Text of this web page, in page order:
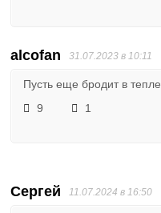
alcofan 31.07.2023 в 10:11
Пусть еще бродит в тепле.
9
1
Сергей 11.07.2024 в 16:50